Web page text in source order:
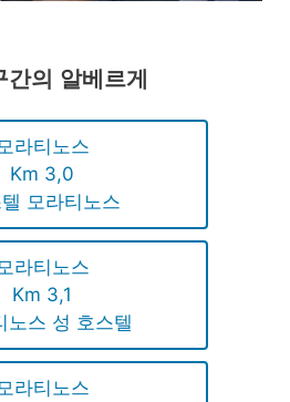
간의 알베르게
모라티노스
Km 3,0
모라티노스
모라티노스
Km 3,1
노스 성 호스텔
모라티노스